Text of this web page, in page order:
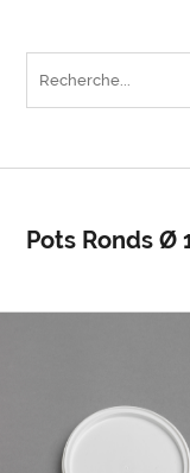
Pots Ronds Ø
OD115